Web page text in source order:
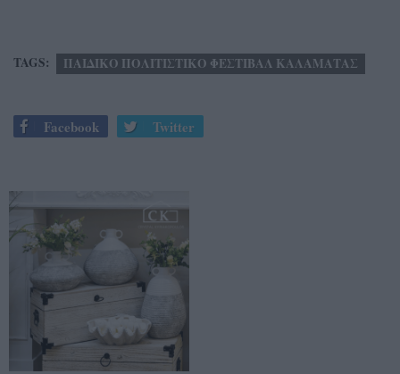
TAGS: ΠΑΙΔΙΚΟ ΠΟΛΙΤΙΣΤΙΚΟ ΦΕΣΤΙΒΑΛ ΚΑΛΑΜΑΤΑΣ
Facebook Twitter